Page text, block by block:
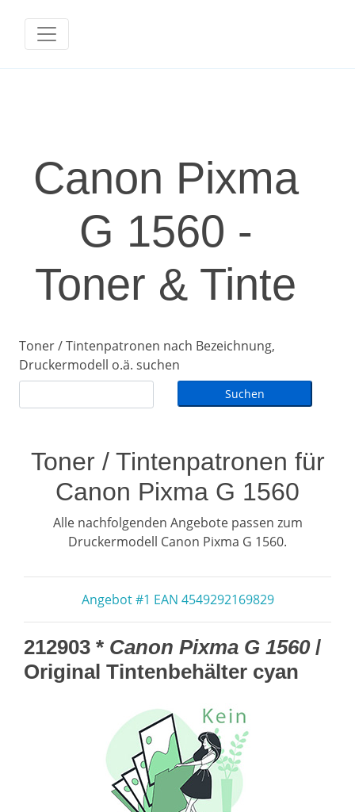
Canon Pixma
G 1560 -
Toner & Tinte
Toner / Tintenpatronen nach Bezeichnung,
Druckermodell o.ä. suchen
Toner / Tintenpatronen für
Canon Pixma G 1560
Alle nachfolgenden Angebote passen zum
Druckermodell Canon Pixma G 1560.
Angebot #1 EAN 4549292169829
212903 * Canon Pixma G 1560/
Original Tintenbehälter cyan